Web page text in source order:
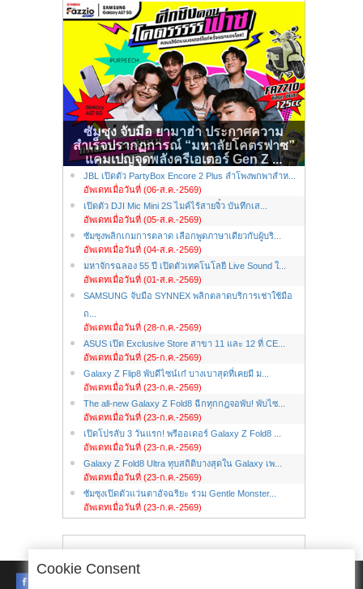
ซัมซุง จับมือ ยามาฮ่า ประกาศความ
สำเร็จปรากฏการณ์ “มหาลัยโคตรฟาซ”
แคมเปญจุดพลังครีเอเตอร์ Gen Z ...
JBL เปิดตัว PartyBox Encore 2 Plus ลำโพงพกพาสำห...
อัพเดทเมื่อวันที่ (06-ส.ค.-2569)
เปิดตัว DJI Mic Mini 2S ไมค์ไร้สายจิ๋ว บันทึกเส...
อัพเดทเมื่อวันที่ (05-ส.ค.-2569)
ซัมซุงพลิกเกมการตลาด เลือกพูดภาษาเดียวกับผู้บริ...
อัพเดทเมื่อวันที่ (04-ส.ค.-2569)
มหาจักรฉลอง 55 ปี เปิดตัวเทคโนโลยี Live Sound ใ...
อัพเดทเมื่อวันที่ (01-ส.ค.-2569)
SAMSUNG จับมือ SYNNEX พลิกตลาดบริการเช่าใช้มือ
ถ...
อัพเดทเมื่อวันที่ (28-ก.ค.-2569)
ASUS เปิด Exclusive Store สาขา 11 และ 12 ที่ CE...
อัพเดทเมื่อวันที่ (25-ก.ค.-2569)
Galaxy Z Flip8 พับดีไซน์เก๋ บางเบาสุดที่เคยมี ม...
อัพเดทเมื่อวันที่ (23-ก.ค.-2569)
The all-new Galaxy Z Fold8 ฉีกทุกกฎจอพับ! พับไซ...
อัพเดทเมื่อวันที่ (23-ก.ค.-2569)
เปิดโปรลับ 3 วันแรก! พรีออเดอร์ Galaxy Z Fold8 ...
อัพเดทเมื่อวันที่ (23-ก.ค.-2569)
Galaxy Z Fold8 Ultra ทุบสถิติบางสุดใน Galaxy เพ...
อัพเดทเมื่อวันที่ (23-ก.ค.-2569)
ซัมซุงเปิดตัวแว่นตาอัจฉริยะ ร่วม Gentle Monster...
อัพเดทเมื่อวันที่ (23-ก.ค.-2569)
Cookie Consent